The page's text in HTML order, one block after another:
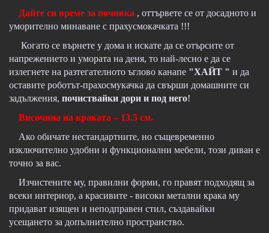
Дайте си време за почивка , оттървете се от досадното и
уморително минаване с прахусмокачката !!!
Когато се върнете у дома и искате да се отърсите от
напрежението и умората на деня, то най-лесно е да се
излегнете на разтегателното ъглово канапе "ХАЙТ " и да
оставите роботът-прахосмукачка да свърши домашните си
задължения, почиствайки дори и под него!
Височина на краката – 13,5 см.
Ако обичате нестандартните, но същевременно
изключително удобни и функционални мебели, този диван е
точно за вас.
Изчистените му, правилни форми, го правят подходящ за
всеки интериор, а красивите - високи метални крака му
придават изящен и неподправен стил, създавайки
усещането за допълнително пространство.